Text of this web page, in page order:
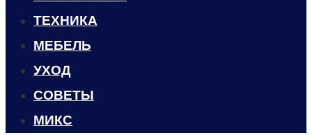
ТЕХНИКА
МЕБЕЛЬ
УХОД
CОВЕТЫ
МИКС